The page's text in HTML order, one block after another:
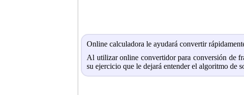
Online calculadora le ayudará convertir
Al utilizar online convertidor para conversión de
su ejercicio que le dejará entender el algoritmo de